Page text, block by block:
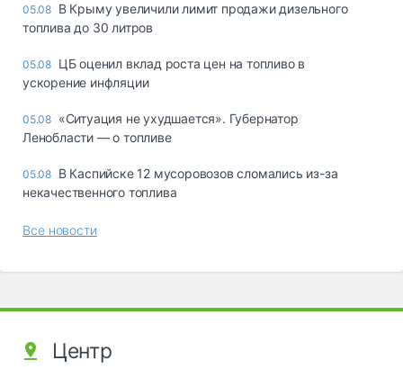
05.08 В Крыму увеличили лимит продажи дизельного
топлива до 30 литров
05.08 ЦБ оценил вклад роста цен на топливо в
ускорение инфляции
05.08 «Ситуация не ухудшается». Губернатор
Ленобласти — о топливе
05.08 В Каспийске 12 мусоровозов сломались из-за
некачественного топлива
Все новости
Центр